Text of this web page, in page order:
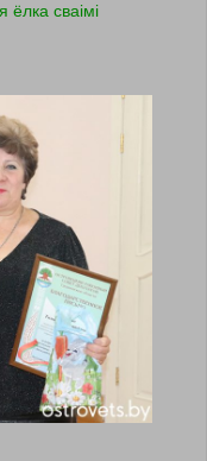
ёлка сваімі